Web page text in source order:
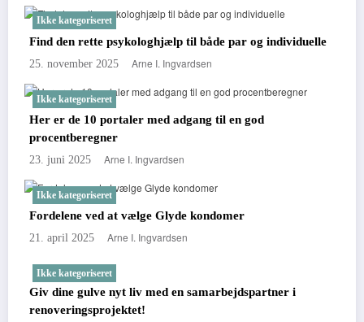
Ikke kategoriseret
Find den rette psykologhjælp til både par og individuelle
25. november 2025 Arne I. Ingvardsen
Ikke kategoriseret
Her er de 10 portaler med adgang til en god
procentberegner
23. juni 2025 Arne I. Ingvardsen
Ikke kategoriseret
Fordelene ved at vælge Glyde kondomer
21. april 2025 Arne I. Ingvardsen
Ikke kategoriseret
Giv dine gulve nyt liv med en samarbejdspartner i
renoveringsprojektet!